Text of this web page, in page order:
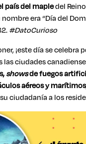
país del mapledel
era “Día del
#DatoCurioso
¡este día se celebra
las ciudades
showsde fuegos
aéreos y
ciudadanía a los